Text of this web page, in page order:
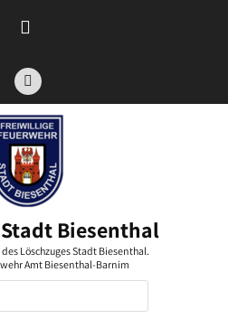
Facebook
Biesenthal
Löschzuges Stadt Biesenthal.
Amt Biesenthal-Barnim